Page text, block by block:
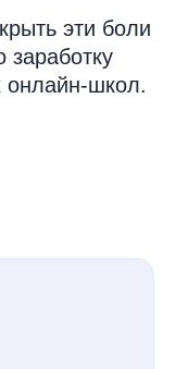
эти боли
заработку
онлайн-школ.